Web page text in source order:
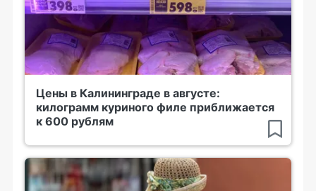
Цены в Калининграде в августе:
килограмм куриного филе приближается
к 600 рублям